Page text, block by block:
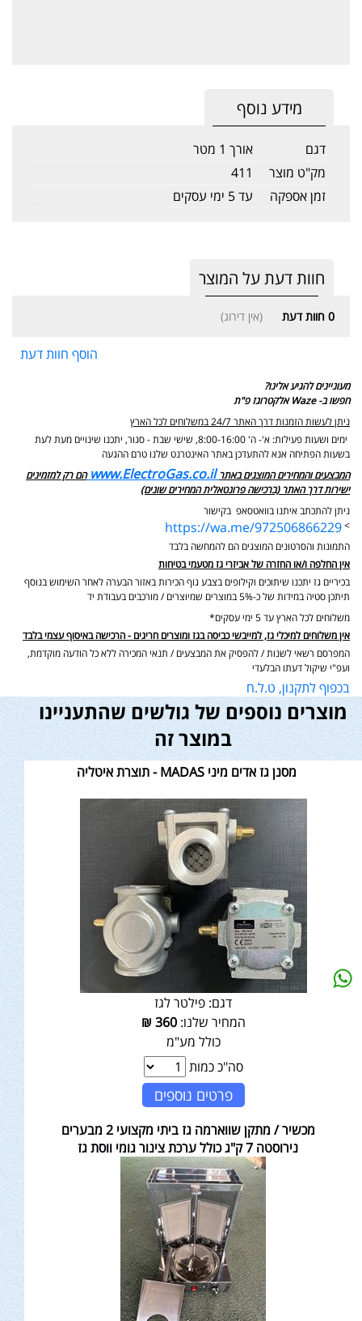
מידע נוסף
דגם
אורך 1 מטר
מק"ט מוצר
411
זמן אספקה
עד 5 ימי עסקים
חוות דעת על המוצר
0 חוות דעת (אין דירוג)
הוסף חוות דעת
מעוניינים להגיע אלינו?
חפשו ב- Waze אלקטרוגז פ"ת
ניתן לעשות הזמנות דרך האתר 24/7 במשלוחים לכל הארץ
ימים ושעות פעילות: א'- ה' 8:00-16:00, שישי שבת - סגור,
יתכנו שינויים מעת לעת
בשעות הפתיחה אנא להתעדכן באתר האינטרנט שלנו טרם ההגעה
המבצעים והמחירים המוצגים באתר www.ElectroGas.co.il הם רק למזמינים
ישירות דרך האתר (ברכישה פרונטאלית המחירים שונים)
ניתן להתכתב איתנו בוואטסאפ בקישור
>
https://wa.me/972506866229
התמונות והסרטונים המוצגים הם להמחשה בלבד
אין החלפה ו/או החזרה של אביזרי גז מטעמי בטיחות
בכיריים גז יתכנו שיתוכים וקילופים בצבע גוף הכירות באזור הבערה לאחר השימוש בנוסף
תיתכן סטיה במידות של כ-5% במוצרים שמיוצרים / מורכבים בעבודת יד
משלוחים לכל הארץ עד 5 ימי עסקים*
אין משלוחים למיכלי גז, למייבשי כביסה בגז ומוצרים חריגים - הרכישה באיסוף עצמי בלבד
המפרסם רשאי לשנות / להפסיק את המבצעים / תנאי המכירה ללא כל הודעה מוקדמת,
ועפ"י שיקול דעתו הבלעדי
בכפוף לתקנון, ט.ל.ח
מוצרים נוספים של גולשים שהתעניינו
במוצר זה
מסנן גז אדים מיני MADAS - תוצרת איטליה
דגם: פילטר לגז
המחיר שלנו:360
₪
כולל מע"מ
סה"כ כמות
פרטים נוספים
מכשיר / מתקן שווארמה גז ביתי מקצועי 2 מבערים
נירוסטה 7 ק"ג כולל ערכת צינור גומי ווסת גז